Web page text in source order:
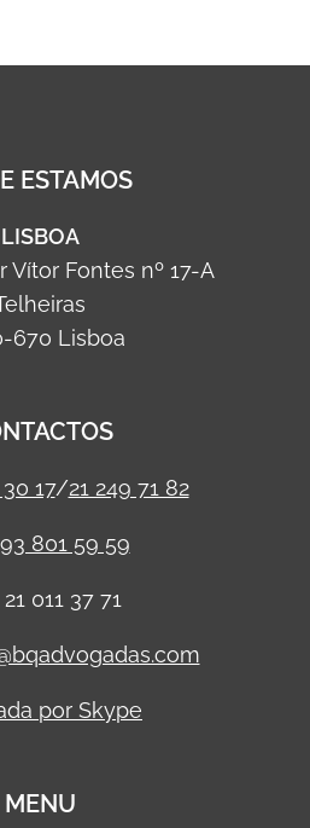
ESTAMOS
LISBOA
Vítor Fontes nº 17-A
670 Lisboa
17/21 249 71 82
93 801 59 59
011 37 71
por Skype
MENU